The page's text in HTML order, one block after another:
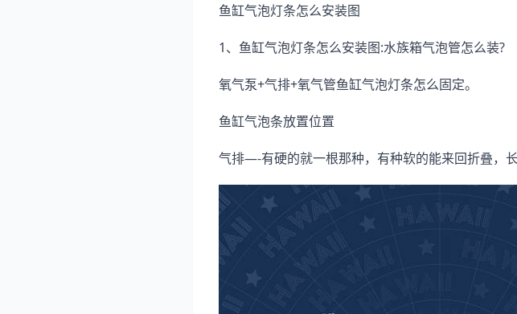
鱼缸气泡灯条怎么安装图
1、鱼缸气泡灯条怎么安装图:水族箱气泡管怎么装?
氧气泵+气排+氧气管鱼缸气泡灯条怎么固定。
鱼缸气泡条放置位置
气排—-有硬的就一根那种，有种软的能来回折叠，